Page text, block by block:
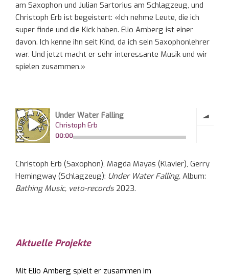
am Saxophon und Julian Sartorius am Schlagzeug, und
Christoph Erb ist begeistert: «Ich nehme Leute, die ich
super finde und die Kick haben. Elio Amberg ist einer
davon. Ich kenne ihn seit Kind, da ich sein Saxophonlehrer
war. Und jetzt macht er sehr interessante Musik und wir
spielen zusammen.»
Christoph Erb (Saxophon), Magda Mayas (Klavier), Gerry
Hemingway (Schlagzeug): Under Water Falling, Album:
Bathing Music, veto-records2023.
Aktuelle Projekte
Mit Elio Amberg spielt er zusammen im